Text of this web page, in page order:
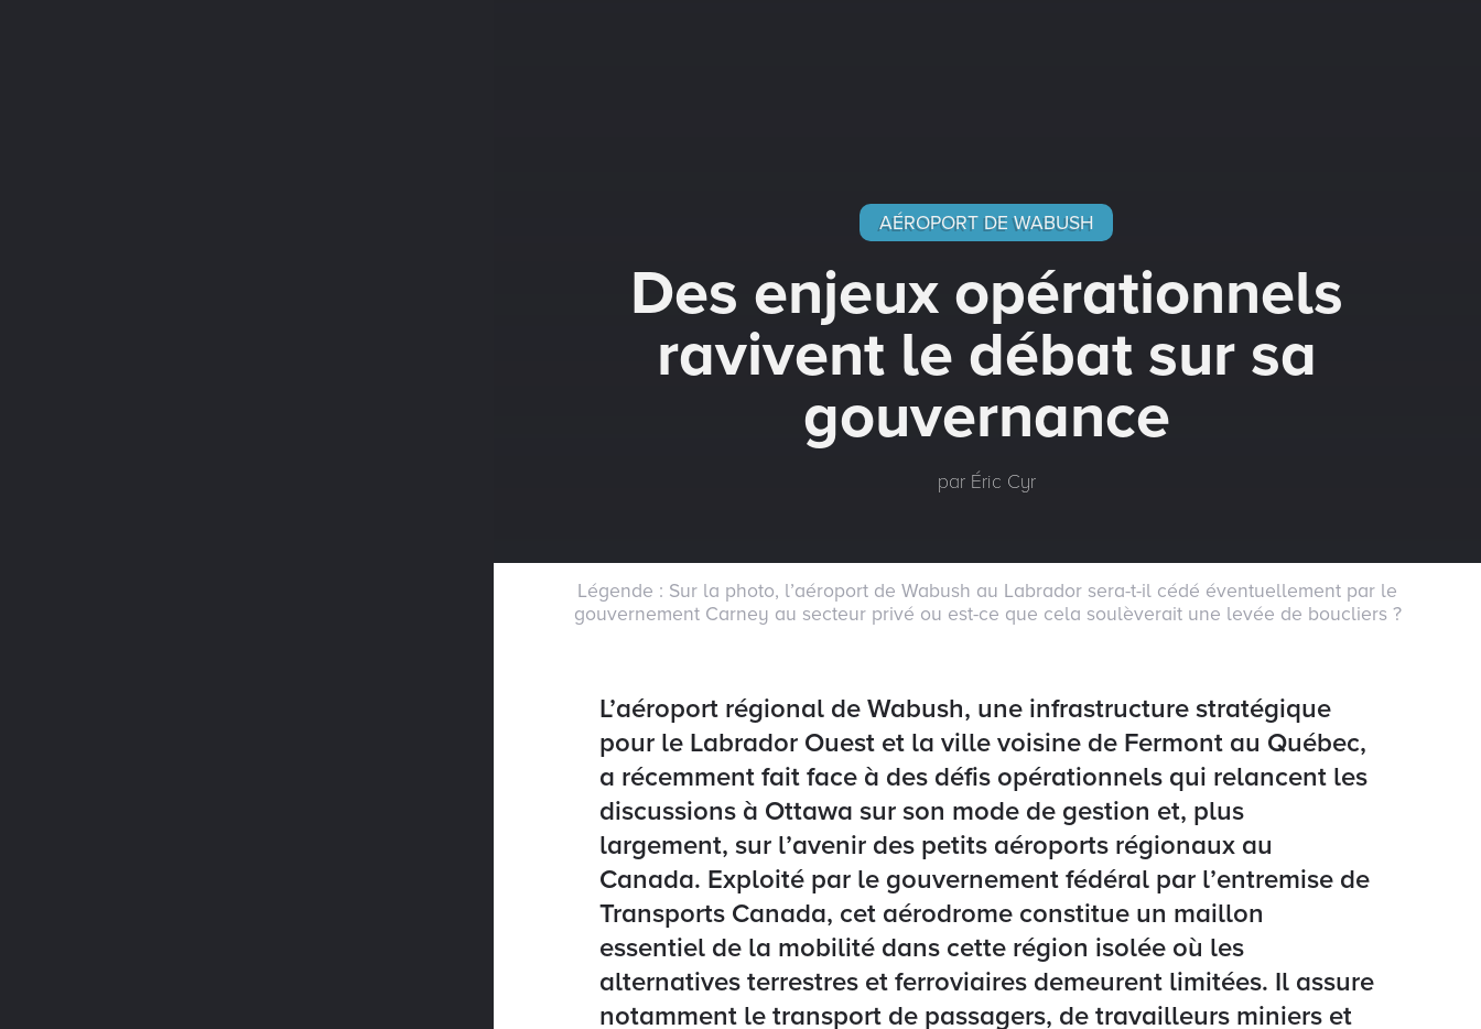
AÉROPORT DE WABUSH
Des enjeux opérationnels
ravivent le débat sur sa
gouvernance
par Éric Cyr
Légende : Sur la photo, l’aéroport de Wabush au Labrador sera-t-il cédé éventuellement par le
gouvernement Carney au secteur privé ou est-ce que cela soulèverait une levée de boucliers ?
L’aéroport régional de Wabush, une infrastructure stratégique
pour le Labrador Ouest et la ville voisine de Fermont au Québec,
a récemment fait face à des défis opérationnels qui relancent les
discussions à Ottawa sur son mode de gestion et, plus
largement, sur l’avenir des petits aéroports régionaux au
Canada. Exploité par le gouvernement fédéral par l’entremise de
Transports Canada, cet aérodrome constitue un maillon
essentiel de la mobilité dans cette région isolée où les
alternatives terrestres et ferroviaires demeurent limitées. Il assure
notamment le transport de passagers, de travailleurs miniers et